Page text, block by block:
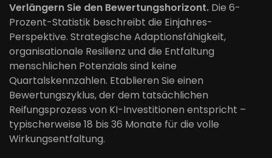
Verlängern Sie den Bewertungshorizont. Die 6-
Prozent-Statistik beschreibt die Einjahres-
Perspektive. Strategische Adaptionsfähigkeit,
organisationale Resilienz und die Entfaltung
menschlichen Potenzials sind keine
Quartalskennzahlen. Etablieren Sie einen
Bewertungszyklus, der dem tatsächlichen
Reifungsprozess von KI-Investitionen entspricht –
typischerweise 18 bis 36 Monate für die volle
Wirkungsentfaltung.